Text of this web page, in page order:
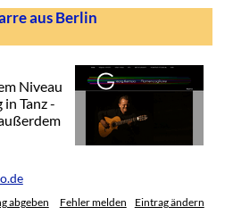
aus Berlin
Niveau
Tanz -
abgeben Fehler melden Eintrag ändern